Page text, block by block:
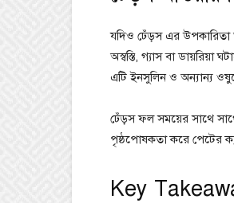
যদিও ঢেঁড়স এর উপকারিতা
অস্বস্তি, গ্যাস বা ডায়রিয়া
এটি ইনসুলিন ও অন্যান্য
ঢেঁড়স ফল সময়ের সাথে
পৃষ্ঠপোষকতা করে পেটের
Key